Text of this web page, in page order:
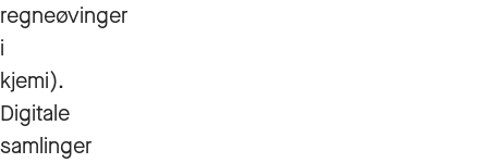
regneøvinger
i
kjemi).
Digitale
samlinger